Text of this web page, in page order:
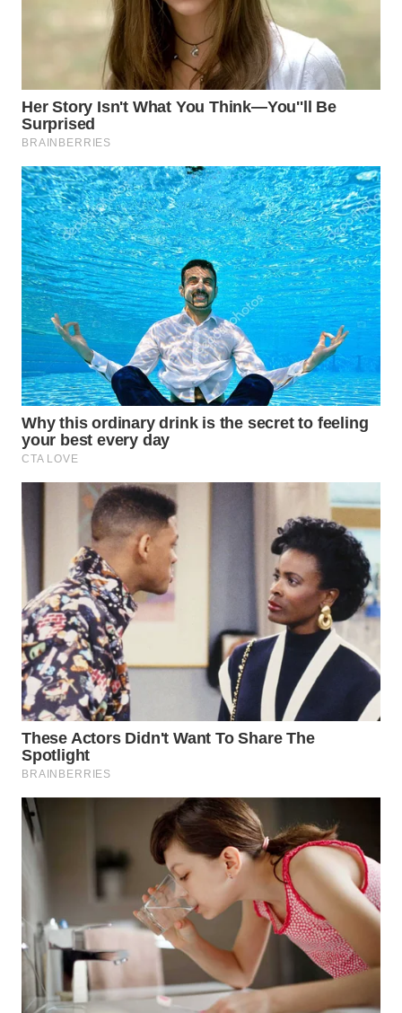
WN
TEBING
WN
PAKPAK
WN
KARAWANG
WN
BEKASI
WN
BOGOR
TAPANULI
UTARA
WN
SAMOSIR
WN
PADANG
LAWAS
WN
SUMEDANG
KEPULAUAN
SERIBU
WN